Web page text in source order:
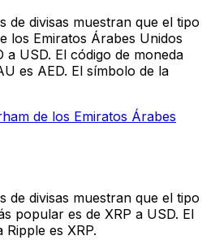
de divisas muestran que el tipo
los Emiratos Árabes Unidos
a USD. El código de moneda
es AED. El símbolo de la
de los Emiratos Árabes
de divisas muestran que el tipo
popular es de XRP a USD. El
es XRP.